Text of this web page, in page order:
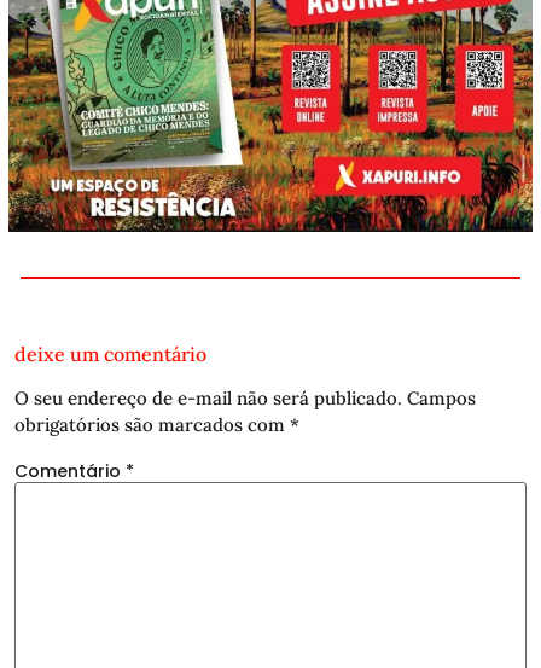
deixe um comentário
O seu endereço de e-mail não será publicado. Campos
obrigatórios são marcados com *
Comentário *